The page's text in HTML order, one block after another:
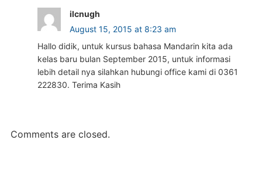
ilcnugh
August 15, 2015 at 8:23 am
Hallo didik, untuk kursus bahasa Mandarin kita ada
kelas baru bulan September 2015, untuk informasi
lebih detail nya silahkan hubungi office kami di 0361
222830. Terima Kasih
Comments are closed.